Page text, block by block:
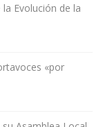
Evolución de la
«por